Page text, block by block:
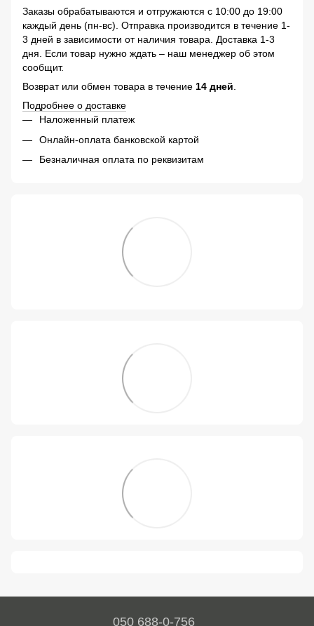
Заказы обрабатываются и отгружаются с 10:00 до 19:00
каждый день (пн-вс). Отправка производится в течение 1-
3 дней в зависимости от наличия товара. Доставка 1-3
дня. Если товар нужно ждать – наш менеджер об этом
сообщит.
Возврат или обмен товара в течение 14 дней
Подробнее о доставке
Наложенный платеж
Онлайн-оплата банковской картой
Безналичная оплата по реквизитам
050 688-0-756